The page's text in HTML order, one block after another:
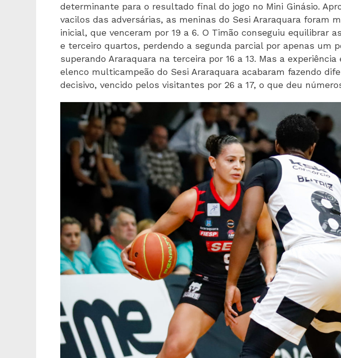
determinante para o resultado final do jogo no Mini Ginásio.
vacilos das adversárias, as meninas do Sesi Araraquara foram
inicial, que venceram por 19 a 6. O Timão conseguiu equilibrar
e terceiro quartos, perdendo a segunda parcial por apenas um
superando Araraquara na terceira por 16 a 13. Mas a
elenco multicampeão do Sesi Araraquara acabaram fazendo
decisivo, vencido pelos visitantes por 26 a 17, o que deu